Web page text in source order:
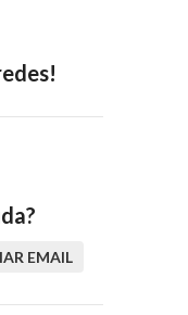
EMAIL